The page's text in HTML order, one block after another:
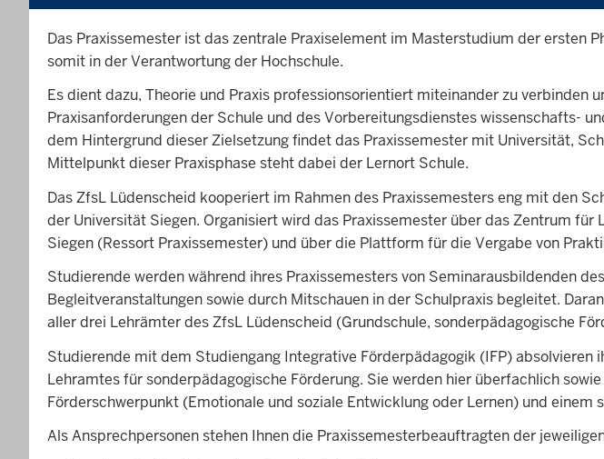
Das Praxissemester ist das zentrale Praxiselement im Masterstudium der ersten
somit in der Verantwortung der Hochschule.
Es dient dazu, Theorie und Praxis professionsorientiert miteinander zu verbinden
Praxisanforderungen der Schule und des Vorbereitungsdienstes wissenschafts-
dem Hintergrund dieser Zielsetzung findet das Praxissemester mit Universität,
Mittelpunkt dieser Praxisphase steht dabei der Lernort Schule.
Das ZfsL Lüdenscheid kooperiert im Rahmen des Praxissemesters eng mit den
der Universität Siegen. Organisiert wird das Praxissemester über das Zentrum für
Siegen (Ressort Praxissemester) und über die Plattform für die Vergabe von
Studierende werden während ihres Praxissemesters von Seminarausbildenden
Begleitveranstaltungen sowie durch Mitschauen in der Schulpraxis begleitet.
aller drei Lehrämter des ZfsL Lüdenscheid (Grundschule, sonderpädagogische
Studierende mit dem Studiengang Integrative Förderpädagogik (IFP) absolvieren
Lehramtes für sonderpädagogische Förderung. Sie werden hier überfachlich
Förderschwerpunkt (Emotionale und soziale Entwicklung oder Lernen) und
Als Ansprechpersonen stehen Ihnen die Praxissemesterbeauftragten der